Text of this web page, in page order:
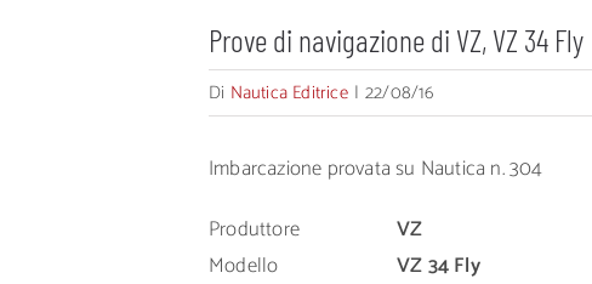
Prove di navigazione di VZ, VZ 34 Fly
Di Nautica Editrice | 22/08/16
Imbarcazione provata su Nautica n. 304
Produttore
VZ
Modello
VZ 34 Fly